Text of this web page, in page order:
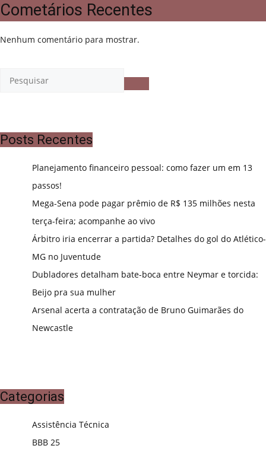
Cometários Recentes
Nenhum comentário para mostrar.
Posts Recentes
Planejamento financeiro pessoal: como fazer um em 13
passos!
Mega-Sena pode pagar prêmio de R$ 135 milhões nesta
terça-feira; acompanhe ao vivo
Árbitro iria encerrar a partida? Detalhes do gol do Atlético-
MG no Juventude
Dubladores detalham bate-boca entre Neymar e torcida:
Beijo pra sua mulher
Arsenal acerta a contratação de Bruno Guimarães do
Newcastle
Categorias
Assistência Técnica
BBB 25